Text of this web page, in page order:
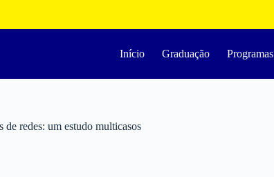
Início Graduação Programas
de redes: um estudo multicasos